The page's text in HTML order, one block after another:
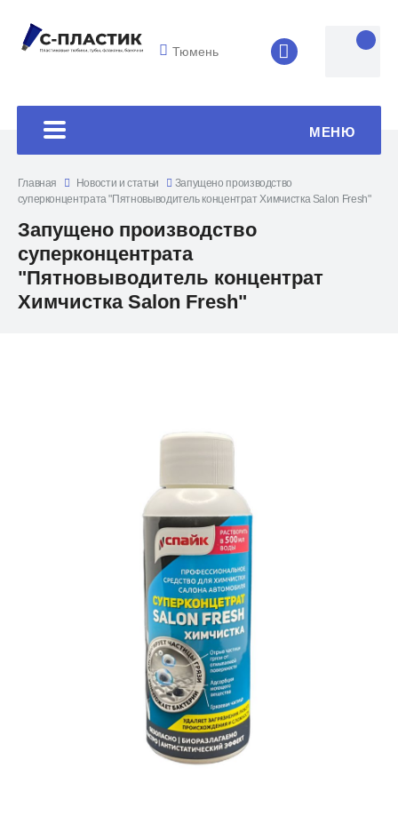
Тюмень 8 (4852) 33-
МЕНЮ
Главная Новости и статьи
Запущено производство
суперконцентрата "Пятновыводитель концентрат Химчистка Salon Fresh"
Запущено производство
суперконцентрата
"Пятновыводитель концентрат
Химчистка Salon Fresh"